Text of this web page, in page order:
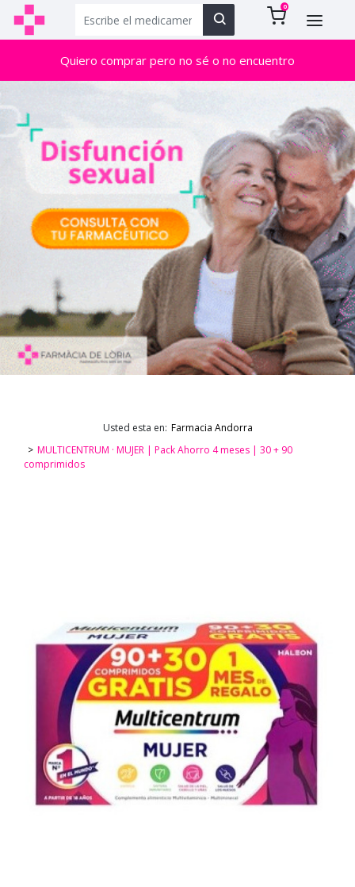
0
Quiero comprar pero no sé o no encuentro
Usted esta en: Farmacia Andorra
MULTICENTRUM · MUJER | Pack Ahorro 4 meses | 30 + 90
comprimidos